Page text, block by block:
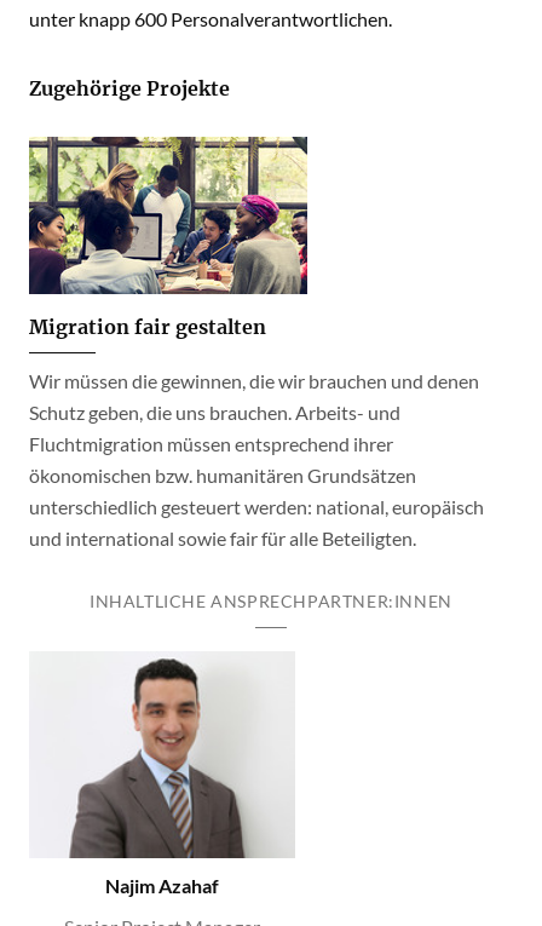
unter knapp 600 Personalverantwortlichen.
Zugehörige Projekte
Migration fair gestalten
Wir müssen die gewinnen, die wir brauchen und denen
Schutz geben, die uns brauchen. Arbeits- und
Fluchtmigration müssen entsprechend ihrer
ökonomischen bzw. humanitären Grundsätzen
unterschiedlich gesteuert werden: national, europäisch
und international sowie fair für alle Beteiligten.
INHALTLICHE ANSPRECHPARTNER:INNEN
Najim Azahaf